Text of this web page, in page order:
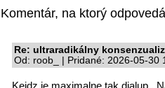
Komentár, na ktorý
Re: ultraradikálny
Od: roob_ | Pridané: 2026-05-30
Kejdz je maximalne tak dialup..